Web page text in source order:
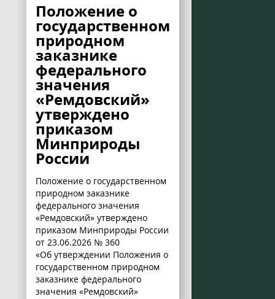
Положение о
государственном
природном
заказнике
федерального
значения
«Ремдовский»
утверждено
приказом
Минприроды
России
Положение о государственном
природном заказнике
федерального значения
«Ремдовский» утверждено
приказом Минприроды России
от 23.06.2026 № 360
«Об утверждении Положения о
государственном природном
заказнике федерального
значения «Ремдовский»